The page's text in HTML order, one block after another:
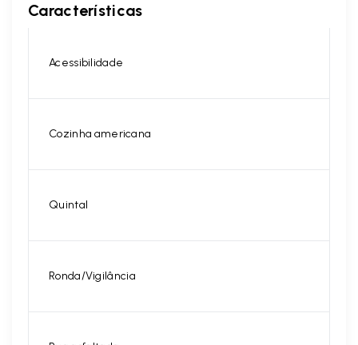
Características
Acessibilidade
Cozinha americana
Quintal
Ronda/Vigilância